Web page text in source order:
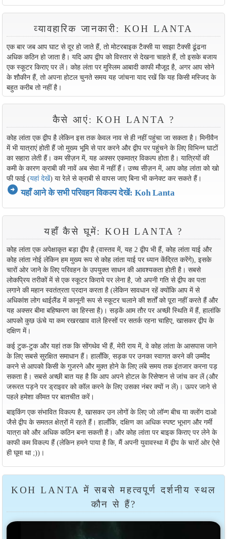
व्यावहारिक जानकारी: KOH LANTA
एक बार जब आप घाट से दूर हो जाते हैं, तो मोटरबाइक टैक्सी या साझा टैक्सी ढूंढना
अधिक कठिन हो जाता है। यदि आप द्वीप को विस्तार से देखना चाहते हैं, तो इसके बजाय
एक स्कूटर किराए पर लें। कोह लंता पर मुस्लिम आबादी काफी मौजूद है, अगर आप सोने
के शौकीन हैं, तो अपना होटल चुनते समय यह जांचना याद रखें कि यह किसी मस्जिद के
बहुत करीब तो नहीं है।
कैसे आएं: KOH LANTA ?
कोह लांता एक द्वीप है लेकिन इस तक केवल नाव से ही नहीं पहुंचा जा सकता है। मिनीवैन
में भी यात्राएं होती हैं जो मुख्य भूमि से पार करने और द्वीप पर पहुंचने के लिए विभिन्न घाटों
का सहारा लेती हैं। कम सीज़न में, यह अक्सर एकमात्र विकल्प होता है। यात्रियों की
कमी के कारण क्राबी की नावें अब सेवा में नहीं हैं। उच्च सीज़न में, आप कोह लांता को खो
फी फाई (यहां देखें) या रेले से क्राबी से वापस जाए बिना भी कनेक्ट कर सकते हैं।
arrow_circle_right यहाँ आने के सभी परिवहन विकल्प देखें: Koh Lanta
यहाँ कैसे घूमें: KOH LANTA ?
कोह लांता एक अपेक्षाकृत बड़ा द्वीप है (वास्तव में, यह 2 द्वीप भी हैं, कोह लांता याई और
कोह लांता नोई लेकिन हम मुख्य रूप से कोह लांता याई पर ध्यान केंद्रित करेंगे), इसके
चारों ओर जाने के लिए परिवहन के उपयुक्त साधन की आवश्यकता होती है। सबसे
लोकप्रिय तरीकों में से एक स्कूटर किराये पर लेना है, जो अपनी गति से द्वीप का पता
लगाने की महान स्वतंत्रता प्रदान करता है (लेकिन सावधान रहें क्योंकि आप में से
अधिकांश लोग थाईलैंड में कानूनी रूप से स्कूटर चलाने की शर्तों को पूरा नहीं करते हैं और
यह अक्सर बीमा बहिष्करण का हिस्सा है)। सड़कें आम तौर पर अच्छी स्थिति में हैं, हालांकि
आपको कुछ ऊंचे या कम रखरखाव वाले हिस्सों पर सतर्क रहना चाहिए, खासकर द्वीप के
दक्षिण में।
कई टुक-टुक और यहां तक कि सोंगथेव भी हैं, मेरी राय में, वे कोह लांता के आसपास जाने
के लिए सबसे सुरक्षित समाधान हैं। हालाँकि, सड़क पर उनका स्वागत करने की उम्मीद
करने से आपको किसी के गुजरने और मुक्त होने के लिए लंबे समय तक इंतजार करना पड़
सकता है। सबसे अच्छी बात यह है कि आप अपने होटल के रिसेप्शन से जांच कर लें (और
जरूरत पड़ने पर ड्राइवर को कॉल करने के लिए उसका नंबर क्यों न लें)। ऊपर जाने से
पहले हमेशा कीमत पर बातचीत करें।
बाइकिंग एक संभावित विकल्प है, खासकर उन लोगों के लिए जो लॉन्ग बीच या क्लोंग दाओ
जैसे द्वीप के समतल क्षेत्रों में रहते हैं। हालाँकि, दक्षिण का अधिक स्पष्ट भूभाग और गर्मी
यात्रा को और अधिक कठिन बना सकती है। और कोह लांता पर बाइक किराए पर लेने के
काफी कम विकल्प हैं (लेकिन हमने पाया है कि, मैं अपनी युवावस्था में द्वीप के चारों ओर ऐसे
ही घूमा था ;))।
KOH LANTA में सबसे महत्वपूर्ण दर्शनीय स्थल
कौन से हैं?